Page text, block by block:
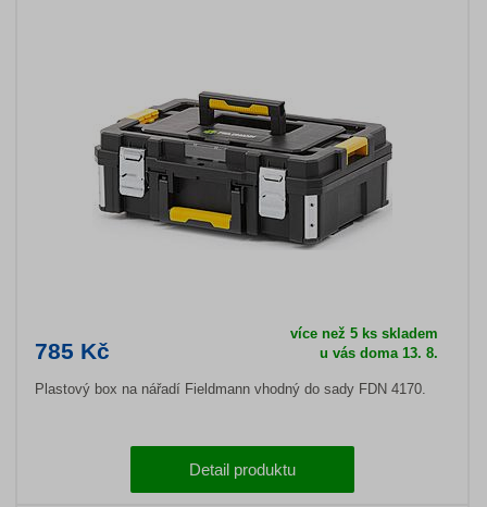
785 Kč
více než 5 ks skladem
u vás doma 13. 8.
Plastový box na nářadí Fieldmann vhodný do sady FDN 4170.
Detail produktu